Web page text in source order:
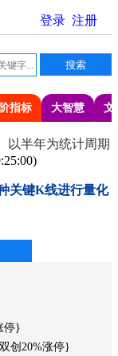
指标 大智慧 文
以半年为统计周期
)
关键K线进行量化
停}
创20%涨停}